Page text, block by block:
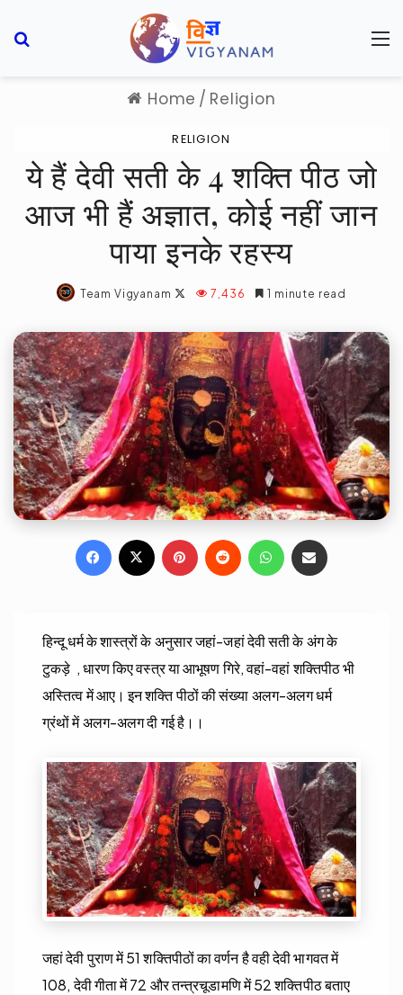
Home / Religion
RELIGION
ये हैं देवी सती के 4 शक्ति पीठ जो
आज भी हैं अज्ञात, कोई नहीं जान
पाया इनके रहस्य
Team Vigyanam
Follow
X
7,436 1 minute read
Facebook Pinterest
Reddit WhatsApp
हिन्दू धर्म के शास्त्रों के अनुसार जहां-जहां देवी सती के अंग के
टुकड़े , धारण किए वस्त्र या आभूषण गिरे, वहां-वहां शक्तिपीठ भी
अस्तित्व में आए। इन शक्ति पीठों की संख्या अलग-अलग धर्म
ग्रंथों में अलग-अलग दी गई है।।
जहां देवी पुराण में 51 शक्तिपीठों का वर्णन है वही देवी भागवत में
108, देवी गीता में 72 और तन्त्रचूडामणि में 52 शक्तिपीठ बताए